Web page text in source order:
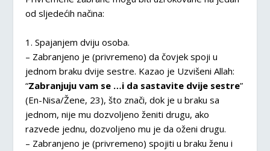
od sljedećih načina:
1. Spajanjem dviju osoba.
– Zabranjeno je (privremeno) da čovjek spoji u
jednom braku dvije sestre. Kazao je Uzvišeni Allah:
“Zabranjuju vam se …i da sastavite dvije sestre”
(En-Nisa/Žene, 23), što znači, dok je u braku sa
jednom, nije mu dozvoljeno ženiti drugu, ako
razvede jednu, dozvoljeno mu je da oženi drugu.
– Zabranjeno je (privremeno) spojiti u braku ženu i